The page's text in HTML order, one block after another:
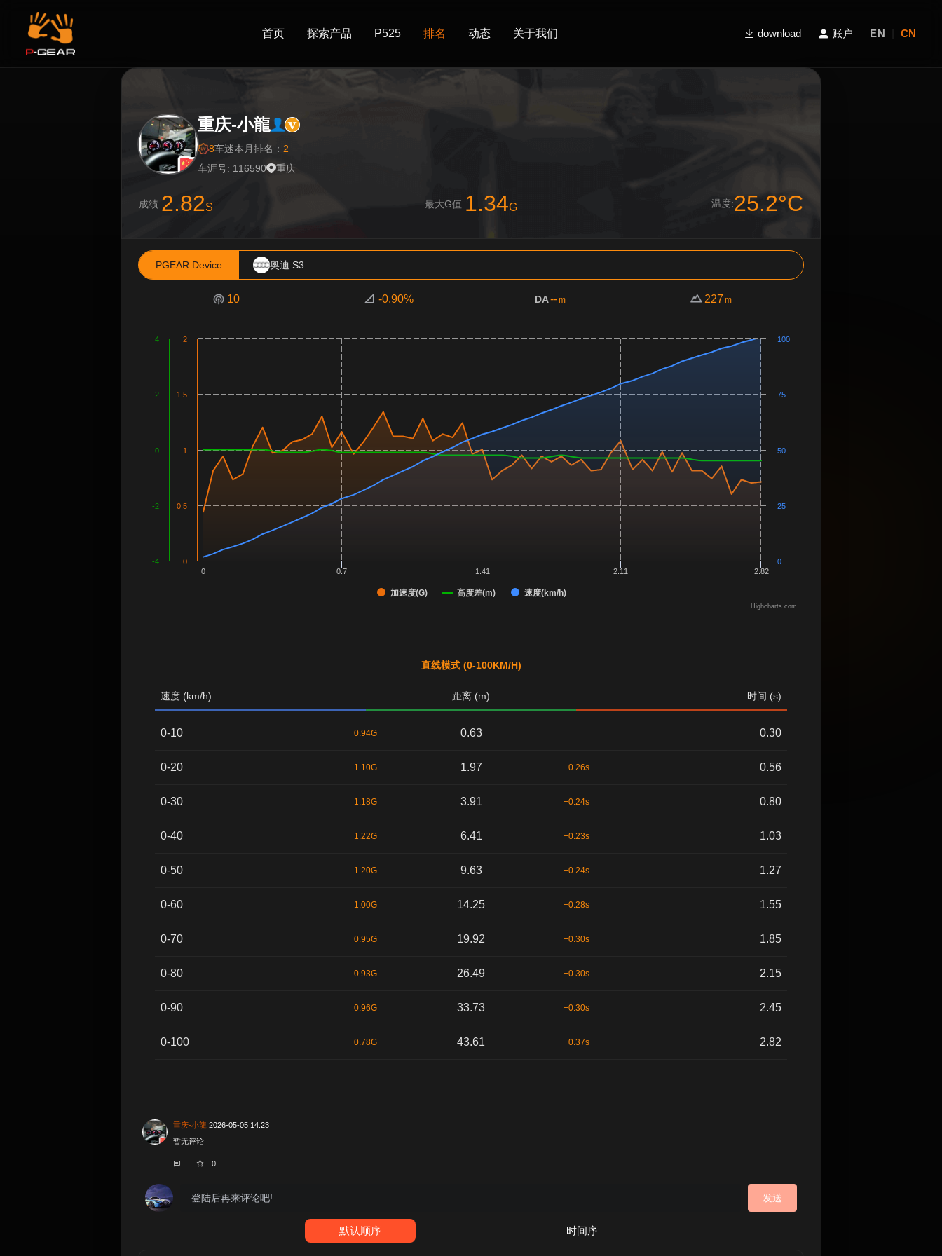
首页 探索产品 P525 排名 动态 关于我们 download 账户 EN CN
重庆-小龍
8车迷本月排名： 2
车涯号: 116590
重庆
成绩:2.82S 最大G值:1.34G 温度:25.2°C
PGEAR Device 奥迪 S3
10 -0.90% DA--m 227 m
加速度(G) 高度差(m) 速度(km/h)
0 0.7 1.41 2.11 2.82
0
0.5
1
1.5
2
-4
-2
0
2
4
0
25
50
75
100
Highcharts.com
直线模式 (0-100KM/H)
速度 (km/h) 距离 (m) 时间 (s)
0-10 0.94G 0.63 0.30
0-20 1.10G 1.97 +0.26s 0.56
0-30 1.18G 3.91 +0.24s 0.80
0-40 1.22G 6.41 +0.23s 1.03
0-50 1.20G 9.63 +0.24s 1.27
0-60 1.00G 14.25 +0.28s 1.55
0-70 0.95G 19.92 +0.30s 1.85
0-80 0.93G 26.49 +0.30s 2.15
0-90 0.96G 33.73 +0.30s 2.45
0-100 0.78G 43.61 +0.37s 2.82
重庆-小龍 2026-05-05 14:23
暂无评论
0
发送
默认顺序 时间序